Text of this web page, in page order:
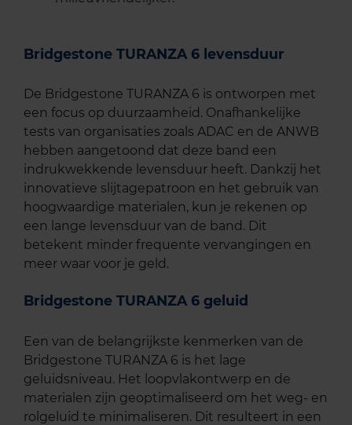
Bridgestone TURANZA 6 levensduur
De Bridgestone TURANZA 6 is ontworpen met
een focus op duurzaamheid. Onafhankelijke
tests van organisaties zoals ADAC en de ANWB
hebben aangetoond dat deze band een
indrukwekkende levensduur heeft. Dankzij het
innovatieve slijtagepatroon en het gebruik van
hoogwaardige materialen, kun je rekenen op
een lange levensduur van de band. Dit
betekent minder frequente vervangingen en
meer waar voor je geld.
Bridgestone TURANZA 6 geluid
Een van de belangrijkste kenmerken van de
Bridgestone TURANZA 6 is het lage
geluidsniveau. Het loopvlakontwerp en de
materialen zijn geoptimaliseerd om het weg- en
rolgeluid te minimaliseren. Dit resulteert in een